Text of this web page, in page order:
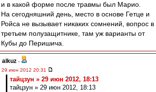
и в какой форме после травмы был Марио.
На сегодняшний день, место в основе Гетце и
Ройса не вызывает никаких сомнений, вопрос в
третьем полузащитнике, там уж варианты от
Кубы до Перишича.
alkuz -
29 июн 2012 20:31
тайцзун » 29 июн 2012, 18:13
тайцзун » 29 июн 2012, 18:13